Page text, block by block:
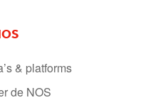
& platforms
de NOS